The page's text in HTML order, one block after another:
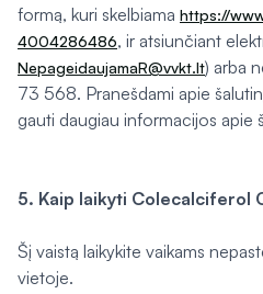
formą, kuri skelbiama https://
4004286486, ir atsiunčiant
NepageidaujamaR@vvkt.lt) arba
73 568. Pranešdami apie
gauti daugiau informacijos apie
5. Kaip laikyti Colecalciferol
Šį vaistą laikykite vaikams
vietoje.